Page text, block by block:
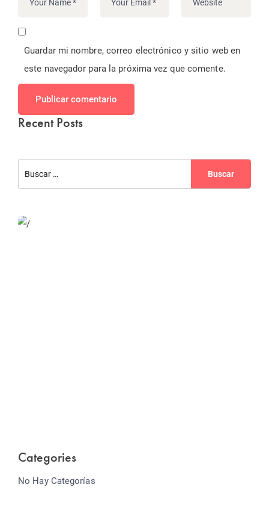
Guardar mi nombre, correo electrónico y sitio web en
este navegador para la próxima vez que comente.
Publicar comentario
Recent Posts
Categories
No Hay Categorías